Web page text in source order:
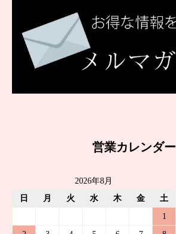
営業カレンダー
2026年8月
日 月 火 水 木 金
土
1